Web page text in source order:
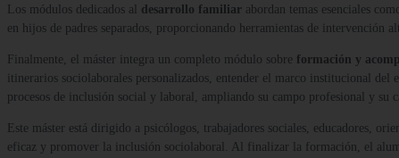
Los módulos dedicados al desarrollo familiar abordan temas esenciales
en hijos de padres separados, proporcionando herramientas de intervención
Finalmente, el máster integra un completo módulo sobre formación y
itinerarios sociolaborales personalizados, entender el marco institucional
procesos de inclusión social y laboral, ampliando su campo profesional y su
Este máster está dirigido a psicólogos, trabajadores sociales, educadores,
eficaz y promover la inclusión sociolaboral. Al finalizar la formación, el